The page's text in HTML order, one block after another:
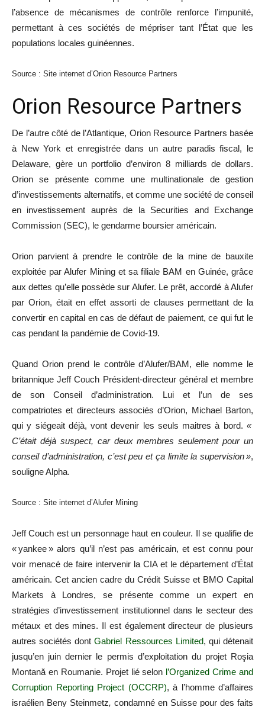
l’absence de mécanismes de contrôle renforce l’impunité,
permettant à ces sociétés de mépriser tant l’État que les
populations locales guinéennes.
Source : Site internet d’Orion Resource Partners
Orion Resource Partners
De l’autre côté de l’Atlantique, Orion Resource Partners basée
à New York et enregistrée dans un autre paradis fiscal, le
Delaware, gère un portfolio d’environ 8 milliards de dollars.
Orion se présente comme une multinationale de gestion
d’investissements alternatifs, et comme une société de conseil
en investissement auprès de la Securities and Exchange
Commission (SEC), le gendarme boursier américain.
Orion parvient à prendre le contrôle de la mine de bauxite
exploitée par Alufer Mining et sa filiale BAM en Guinée, grâce
aux dettes qu’elle possède sur Alufer. Le prêt, accordé à Alufer
par Orion, était en effet assorti de clauses permettant de la
convertir en capital en cas de défaut de paiement, ce qui fut le
cas pendant la pandémie de Covid-19.
Quand Orion prend le contrôle d’Alufer/BAM, elle nomme le
britannique Jeff Couch Président-directeur général et membre
de son Conseil d’administration. Lui et l’un de ses
compatriotes et directeurs associés d’Orion, Michael Barton,
qui y siégeait déjà, vont devenir les seuls maitres à bord. «
C’était déjà suspect, car deux membres seulement pour un
conseil d’administration, c’est peu et ça limite la supervision »,
souligne Alpha.
Source : Site internet d’Alufer Mining
Jeff Couch est un personnage haut en couleur. Il se qualifie de
« yankee » alors qu’il n’est pas américain, et est connu pour
voir menacé de faire intervenir la CIA et le département d’État
américain. Cet ancien cadre du Crédit Suisse et BMO Capital
Markets à Londres, se présente comme un expert en
stratégies d’investissement institutionnel dans le secteur des
métaux et des mines. Il est également directeur de plusieurs
autres sociétés dontGabriel Ressources Limited, qui détenait
jusqu’en juin dernier le permis d’exploitation du projet Roşia
Montană en Roumanie. Projet lié selon l’Organized Crime and
Corruption Reporting Project (OCCRP), à l’homme d’affaires
israélien Beny Steinmetz, condamné en Suisse pour des faits